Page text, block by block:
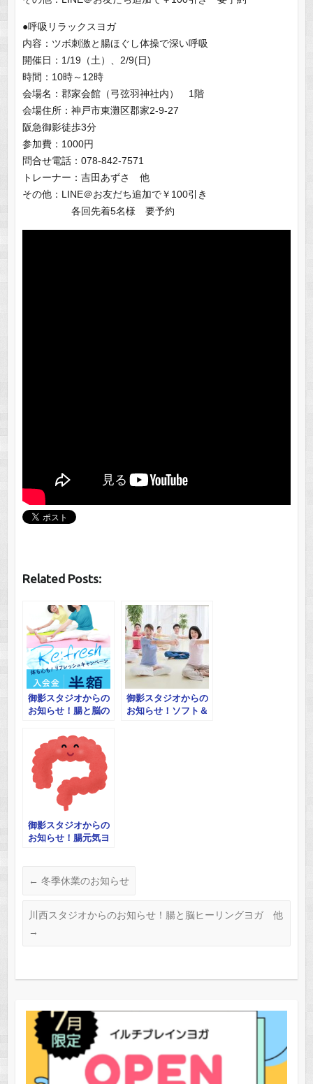
●呼吸リラックスヨガ
内容：ツボ刺激と腸ほぐし体操で深い呼吸
開催日：1/19（土）、2/9(日)
時間：10時～12時
会場名：郡家会館（弓弦羽神社内） 1階
会場住所：神戸市東灘区郡家2-9-27
阪急御影徒歩3分
参加費：1000円
問合せ電話：078-842-7571
トレーナー：吉田あずさ 他
その他：LINE＠お友だち追加で￥100引き
各回先着5名様 要予約
Related Posts:
御影スタジオからの
お知らせ！腸と脳の
御影スタジオからの
お知らせ！ソフト＆
御影スタジオからの
お知らせ！腸元気ヨ
← 冬季休業のお知らせ
川西スタジオからのお知らせ！腸と脳ヒーリングヨガ 他
→